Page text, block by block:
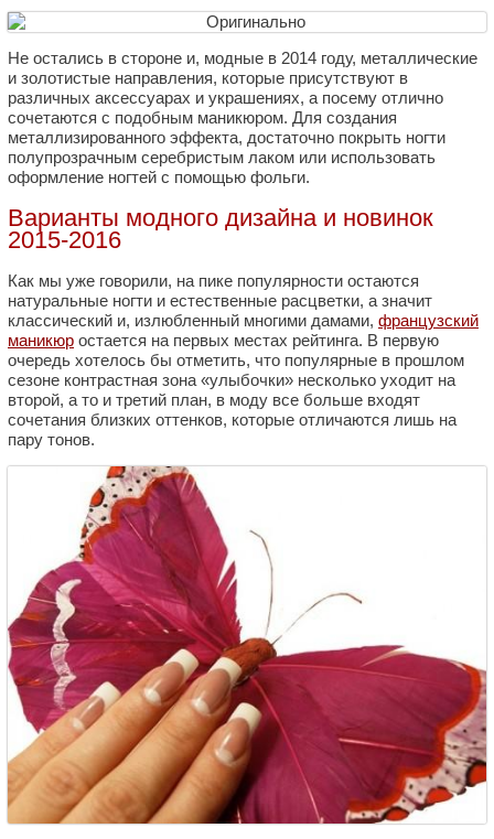
Не остались в стороне и, модные в 2014 году, металлические
и золотистые направления, которые присутствуют в
различных аксессуарах и украшениях, а посему отлично
сочетаются с подобным маникюром. Для создания
металлизированного эффекта, достаточно покрыть ногти
полупрозрачным серебристым лаком или использовать
оформление ногтей с помощью фольги.
Варианты модного дизайна и новинок
2015-2016
Как мы уже говорили, на пике популярности остаются
натуральные ногти и естественные расцветки, а значит
классический и, излюбленный многими дамами, французский
маникюр остается на первых местах рейтинга. В первую
очередь хотелось бы отметить, что популярные в прошлом
сезоне контрастная зона «улыбочки» несколько уходит на
второй, а то и третий план, в моду все больше входят
сочетания близких оттенков, которые отличаются лишь на
пару тонов.